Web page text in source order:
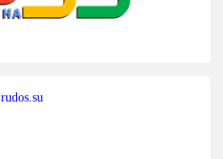
rudos.su